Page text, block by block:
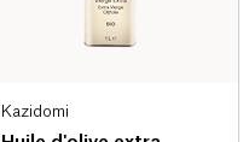
Kazidomi